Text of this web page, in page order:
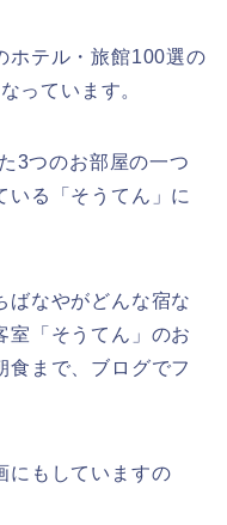
ホテル・旅館100選の
っています。
3つのお部屋の一つ
いる「そうてん」に
なやがどんな宿な
室「そうてん」のお
食まで、ブログでフ
にもしていますの